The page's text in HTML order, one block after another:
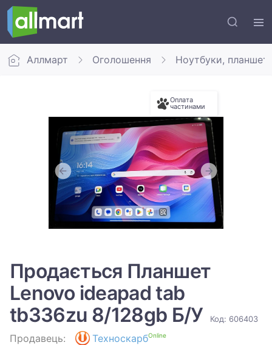
Аллмарт Оголошення Ноутбуки,
Оплата
частинами
Продається Планшет
Lenovo ideapad tab
tb336zu 8/128gb Б/У
Код: 606403
Продавець: ТехноскарбOnline